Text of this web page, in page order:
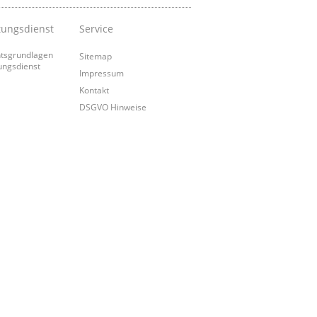
Service
Sitemap
Impressum
Kontakt
DSGVO Hinweise